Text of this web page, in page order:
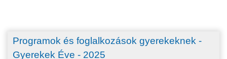
Programok és foglalkozások gyerekeknek -
Gyerekek Éve - 2025